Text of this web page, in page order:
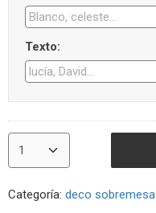
Texto:
Categoría: deco sobremesa